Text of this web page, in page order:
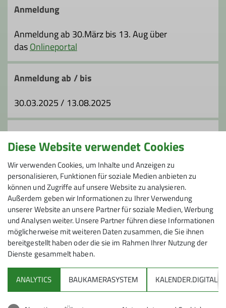
Qualifikationen
Trainer*in B Skihochtour
Ämter
Tourenleiter*in
Anmeldung
Anmeldung ab 30.März bis 13. Aug über
dasOnlineportal
Anmeldung ab / bis
30.03.2025 / 13.08.2025
Preis
Kosten: BeaG: 5 €, OrgB: 33 €; Fahrt 54 € je PKW
Maximale Teilnehmeranzahl
2
Diese Website verwendet Cookies
Wir verwenden Cookies, um Inhalte und Anzeigen zu
personalisieren, Funktionen für soziale Medien anbieten zu
können und Zugriffe auf unsere Website zu analysieren.
Außerdem geben wir Informationen zu Ihrer Verwendung
unserer Website an unsere Partner für soziale Medien, Werbung
und Analysen weiter. Unsere Partner führen diese Informationen
möglicherweise mit weiteren Daten zusammen, die Sie ihnen
bereitgestellt haben oder die sie im Rahmen Ihrer Nutzung der
Dienste gesammelt haben.
ANALYTICS BAUKAMERASYSTEM KALENDER.DIGITAL